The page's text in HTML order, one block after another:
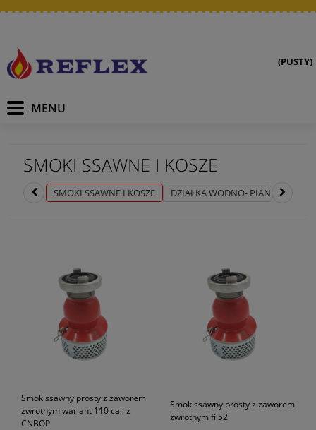
(PUSTY)
SMOKI SSAWNE I KOSZE
SMOKI SSAWNE I KOSZE DZIAŁKA WODNO- PIANOWE
Smok ssawny prosty z zaworem
zwrotnym wariant 110 cali z
CNBOP
Smok ssawny prosty z zaworem
zwrotnym fi 52